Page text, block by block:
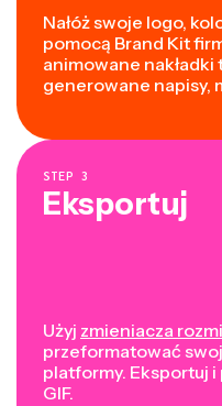
Nałóż swoje logo,
pomocą Brand Kit
animowane
generowane napisy,
STEP 3
Eksportuj
Użyj zmieniacza
przeformatować
platformy. Eksportuj i
GIF.